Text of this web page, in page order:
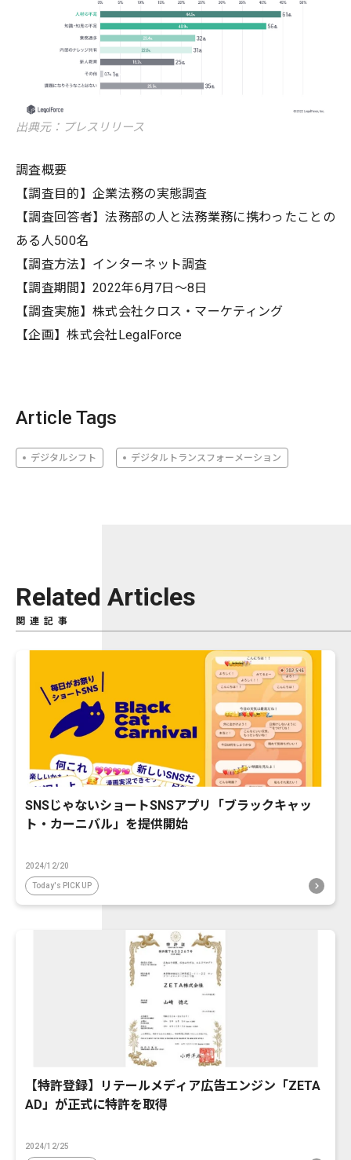
出典元：プレスリリース
調査概要
【調査目的】企業法務の実態調査
【調査回答者】法務部の人と法務業務に携わったことの
ある人500名
【調査方法】インターネット調査
【調査期間】2022年6月7日～8日
【調査実施】株式会社クロス・マーケティング
【企画】株式会社LegalForce
Article Tags
デジタルシフト デジタルトランスフォーメーション
Related Articles
関連記事
SNSじゃないショートSNSアプリ「ブラックキャッ
ト・カーニバル」を提供開始
2024/12/20
Today's PICK UP
【特許登録】リテールメディア広告エンジン「ZETA
AD」が正式に特許を取得
2024/12/25